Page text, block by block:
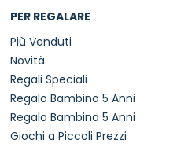
PER REGALARE
Più Venduti
Novità
Regali Speciali
Regalo Bambino 5 Anni
Regalo Bambina 5 Anni
Giochi a Piccoli Prezzi